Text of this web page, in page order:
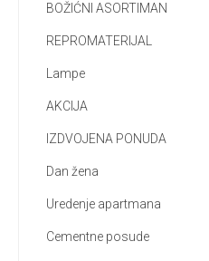
BOŽIĆNI ASORTIMAN
REPROMATERIJAL
Lampe
AKCIJA
IZDVOJENA PONUDA
Dan žena
Uredenje apartmana
Cementne posude